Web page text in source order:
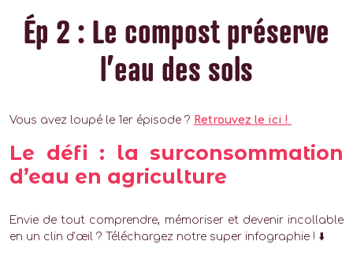
Ép 2 : Le compost préserve
l’eau des sols
Vous avez loupé le 1er épisode ? Retrouvez le ici !
Le défi : la surconsommation
d’eau en agriculture
Envie de tout comprendre, mémoriser et devenir incollable
en un clin d’œil ? Téléchargez notre super infographie ! ⬇️